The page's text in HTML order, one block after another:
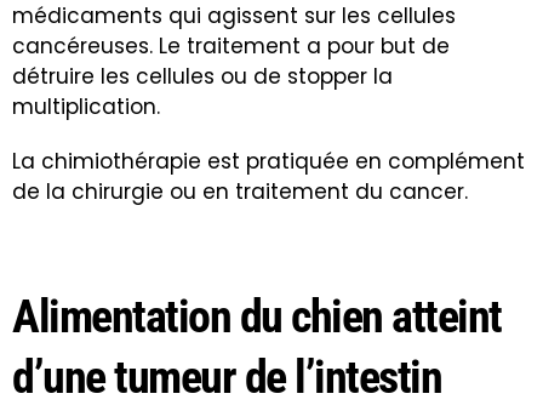
médicaments qui agissent sur les cellules
cancéreuses. Le traitement a pour but de
détruire les cellules ou de stopper la
multiplication.
La chimiothérapie est pratiquée en complément
de la chirurgie ou en traitement du cancer.
Alimentation du chien atteint
d’une tumeur de l’intestin